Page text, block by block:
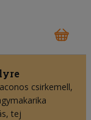
csirkemell,
tej